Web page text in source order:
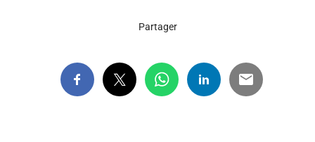
Partager